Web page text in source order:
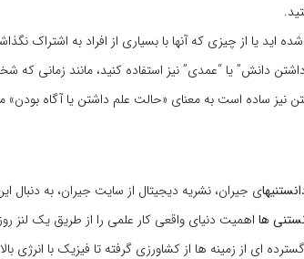
یا از چیزی که آنها با بسیاری از افراد به اشتراک
دانش” یا “عمدی” نیز استفاده کنید، مانند زمانی که
نیز ساده است به معنای «حالت علم داشتن یا آگاه بودن»
ی جیران، نشریه دیجیتال از سایت جیران، به دنبال
ها اهمیت دنیای واقعی کار علمی را از طریق یک لنز
ای از زمینه ها از کشاورزی گرفته تا فیزیک با انرژی بالا